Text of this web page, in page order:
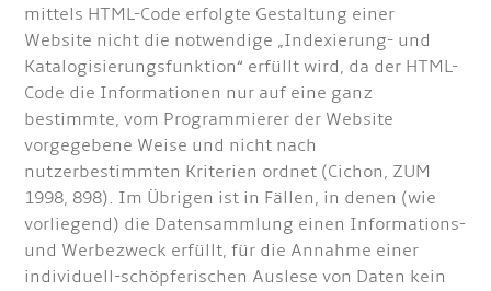
mittels HTML-Code erfolgte Gestaltung einer
Website nicht die notwendige „Indexierung- und
Katalogisierungsfunktion“ erfüllt wird, da der HTML-
Code die Informationen nur auf eine ganz
bestimmte, vom Programmierer der Website
vorgegebene Weise und nicht nach
nutzerbestimmten Kriterien ordnet (Cichon, ZUM
1998, 898). Im Übrigen ist in Fällen, in denen (wie
vorliegend) die Datensammlung einen Informations-
und Werbezweck erfüllt, für die Annahme einer
individuell-schöpferischen Auslese von Daten kein